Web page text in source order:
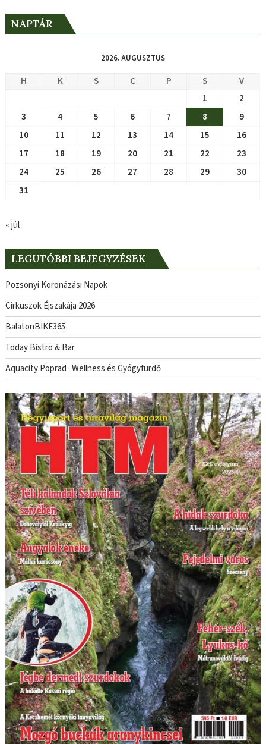
NAPTÁR
2026. AUGUSZTUS
H K S C P S
V
1
2
3
4 5 6 7 8
9
10
11 12 13 14 15
16
17
18 19 20 21 22
23
24
25 26 27 28 29
30
31
« júl
LEGUTÓBBI BEJEGYZÉSEK
Pozsonyi Koronázási Napok
Cirkuszok Éjszakája 2026
BalatonBIKE365
Today Bistro & Bar
Aquacity Poprad · Wellness és Gyógyfürdő